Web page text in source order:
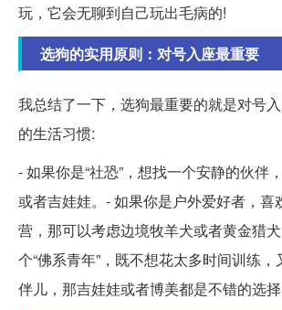
玩，它会无聊到自己玩出毛病的!
选狗的实用原则：对号入座最重要
我总结了一下，选狗最重要的就是对号
的生活习惯:
- 如果你是“社恐”，想找一个安静的伙伴
或者吉娃娃。- 如果你是户外爱好者，喜
营，那可以考虑边境牧羊犬或者黄金猎
个“佛系青年”，既不想花太多时间训练
伴儿，那吉娃娃或者博美都是不错的选择